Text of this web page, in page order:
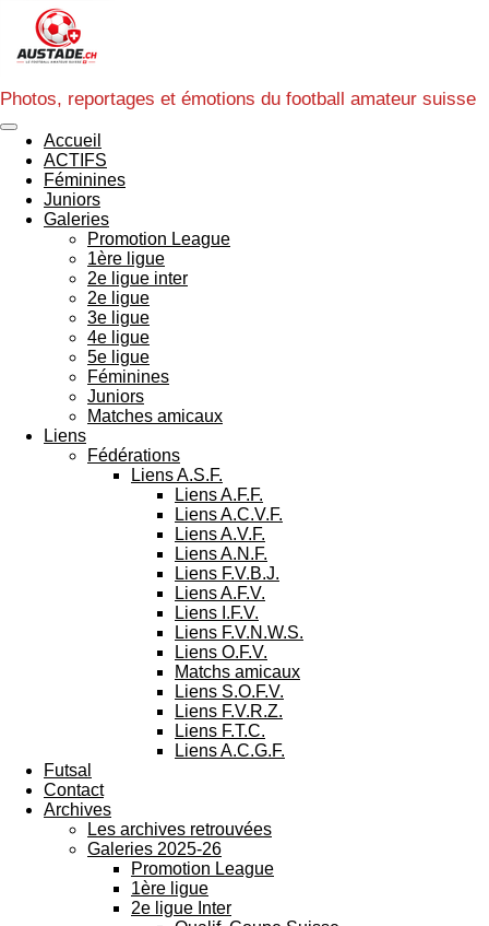
Passer
contenu
Photos, reportages et émotions du football amateur suisse
Accueil
ACTIFS
Féminines
Juniors
Galeries
Promotion League
1ère ligue
2e ligue inter
2e ligue
3e ligue
4e ligue
5e ligue
Féminines
Juniors
Matches amicaux
Liens
Fédérations
Liens A.S.F.
Liens A.F.F.
Liens A.C.V.F.
Liens A.V.F.
Liens A.N.F.
Liens F.V.B.J.
Liens A.F.V.
Liens I.F.V.
Liens F.V.N.W.S.
Liens O.F.V.
Matchs amicaux
Liens S.O.F.V.
Liens F.V.R.Z.
Liens F.T.C.
Liens A.C.G.F.
Futsal
Contact
Archives
Les archives retrouvées
Galeries 2025-26
Promotion League
1ère ligue
2e ligue Inter